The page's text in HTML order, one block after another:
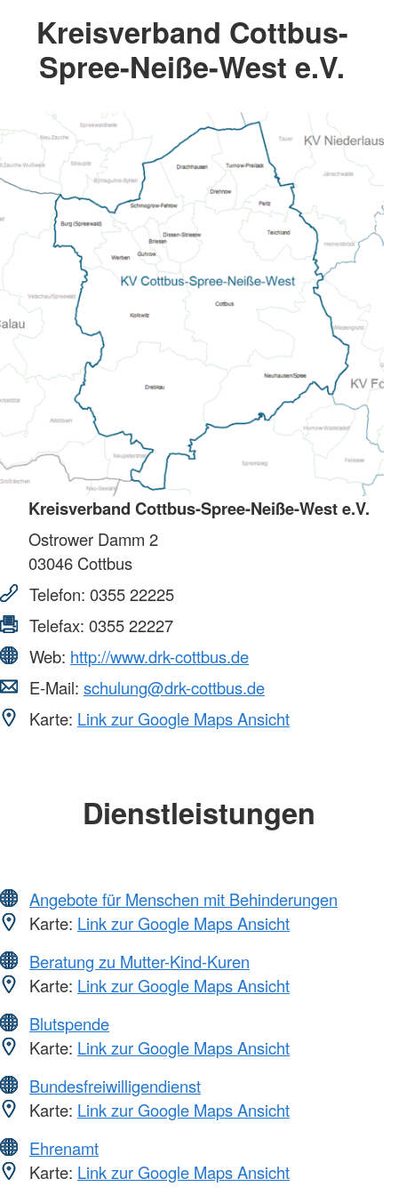
Kreisverband Cottbus-
Spree-Neiße-West e.V.
Kreisverband Cottbus-Spree-Neiße-West e.V.
Ostrower Damm 2
03046 Cottbus
Telefon: 0355 22225
Telefax: 0355 22227
Web: http://www.drk-cottbus.de
E-Mail: schulung@drk-cottbus.de
Karte: Link zur Google Maps Ansicht
Dienstleistungen
Angebote für Menschen mit Behinderungen
Karte: Link zur Google Maps Ansicht
Beratung zu Mutter-Kind-Kuren
Karte: Link zur Google Maps Ansicht
Blutspende
Karte: Link zur Google Maps Ansicht
Bundesfreiwilligendienst
Karte: Link zur Google Maps Ansicht
Ehrenamt
Karte: Link zur Google Maps Ansicht